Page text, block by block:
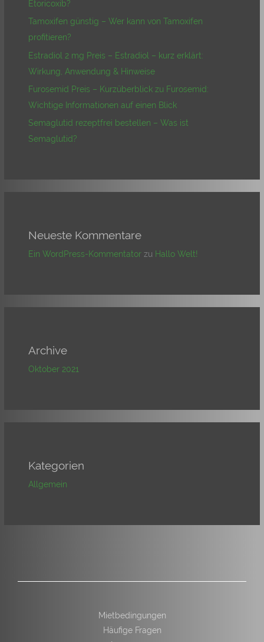
Etoricoxib?
Tamoxifen günstig – Wer kann von Tamoxifen
profitieren?
Estradiol 2 mg Preis – Estradiol – kurz erklärt:
Wirkung, Anwendung & Hinweise
Furosemid Preis – Kurzüberblick zu Furosemid:
Wichtige Informationen auf einen Blick
Semaglutid rezeptfrei bestellen – Was ist
Semaglutid?
Neueste Kommentare
Ein WordPress-Kommentator zu Hallo Welt!
Archive
Oktober 2021
Kategorien
Allgemein
Mietbedingungen
Häufige Fragen